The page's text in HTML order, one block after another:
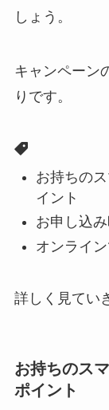
しょう。
キャンペーン
りです。
お持ちの
イント
お申し込
オンライ
詳しく見てい
お持ちのス
ポイント